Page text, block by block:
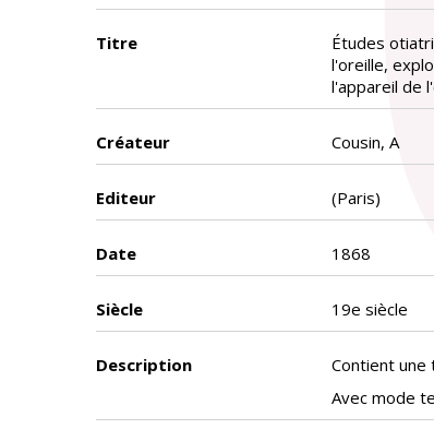
Titre
Études
l'oreille,
l'appareil de
Créateur Cousin, A
Editeur (Paris)
Date 1868
Siècle 19e siècle
Description
Contient une
Avec mode